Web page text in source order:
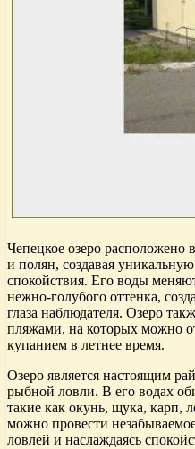
Чепецкое озеро
и полян, создавая
спокойствия. Его воды
нежно-голубого оттенка,
глаза наблюдателя. Озеро
пляжами, на которых можно
купанием в летнее время.
Озеро является настоящим
рыбной ловли. В его водах
такие как окунь, щука, карп,
можно провести
ловлей и наслаждаясь